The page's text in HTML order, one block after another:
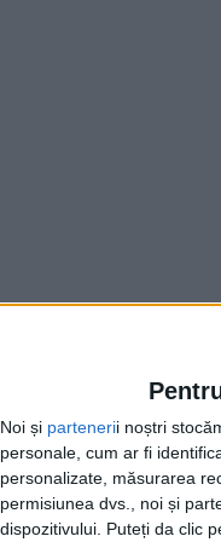
Noi și partenerii noștri
personale, cum ar fi
personalizate, măsurarea
permisiunea dvs., noi și
dispozitivului. Puteți da clic
investiții va
reprezentanţii
minimă de